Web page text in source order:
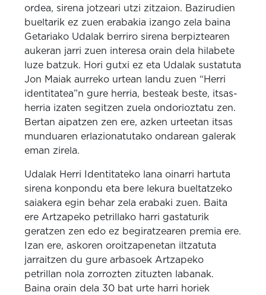
ordea, sirena jotzeari utzi zitzaion. Bazirudien
bueltarik ez zuen erabakia izango zela baina
Getariako Udalak berriro sirena berpiztearen
aukeran jarri zuen interesa orain dela hilabete
luze batzuk. Hori gutxi ez eta Udalak sustatuta
Jon Maiak aurreko urtean landu zuen “Herri
identitatea”n gure herria, besteak beste, itsas-
herria izaten segitzen zuela ondorioztatu zen.
Bertan aipatzen zen ere, azken urteetan itsas
munduaren erlazionatutako ondarean galerak
eman zirela.
Udalak Herri Identitateko lana oinarri hartuta
sirena konpondu eta bere lekura bueltatzeko
saiakera egin behar zela erabaki zuen. Baita
ere Artzapeko petrillako harri gastaturik
geratzen zen edo ez begiratzearen premia ere.
Izan ere, askoren oroitzapenetan iltzatuta
jarraitzen du gure arbasoek Artzapeko
petrillan nola zorrozten zituzten labanak.
Baina orain dela 30 bat urte harri horiek